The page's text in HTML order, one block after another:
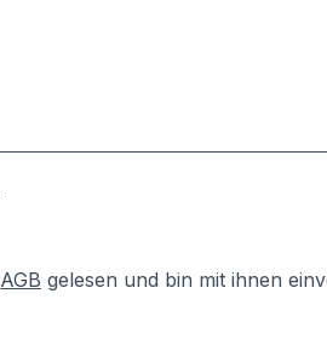
AGB gelesen und bin mit ihnen